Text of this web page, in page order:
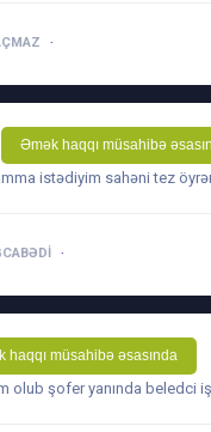
Əmək haqqı müsahibə
istədiyim sahəni tez
haqqı müsahibə əsasında
olub şofer yanında beledci